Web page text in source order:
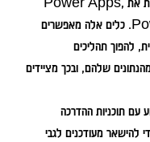
חבילת Power Platform הכוללת את Power Apps,
Power Automate ו-Power BI. כלים אלה מאפשרים
להפוך תהליכים
שלהם, ובכך מציידים
עם תוכניות ההדרכה
להישאר מעודכנים לגבי